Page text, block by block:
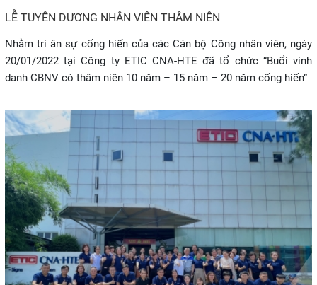
LỄ TUYÊN DƯƠNG NHÂN VIÊN THÂM NIÊN
Nhằm tri ân sự cống hiến của các Cán bộ Công nhân viên, ngày
20/01/2022 tại Công ty ETIC CNA-HTE đã tổ chức “Buổi vinh
danh CBNV có thâm niên 10 năm – 15 năm – 20 năm cống hiến”